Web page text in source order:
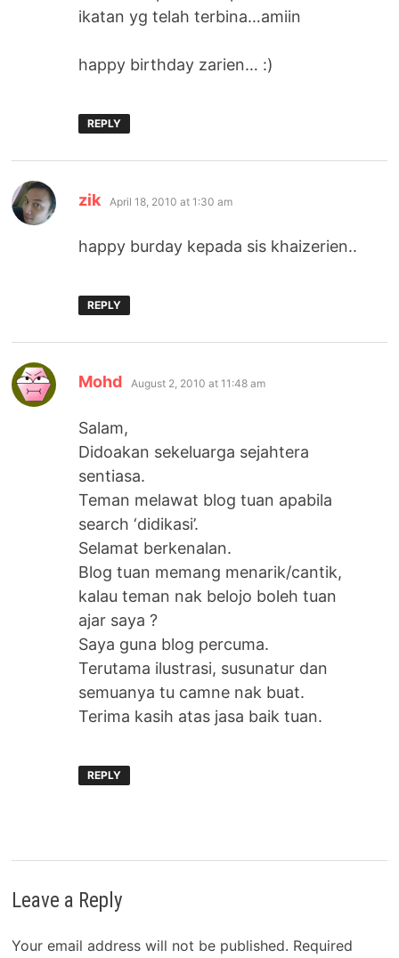
ikatan yg telah terbina…amiin
happy birthday zarien… :)
REPLY
zik says:
April 18, 2010 at 1:30 am
happy burday kepada sis khaizerien..
REPLY
Mohd says:
August 2, 2010 at 11:48 am
Salam,
Didoakan sekeluarga sejahtera
sentiasa.
Teman melawat blog tuan apabila
search ‘didikasi’.
Selamat berkenalan.
Blog tuan memang menarik/cantik,
kalau teman nak belojo boleh tuan
ajar saya ?
Saya guna blog percuma.
Terutama ilustrasi, susunatur dan
semuanya tu camne nak buat.
Terima kasih atas jasa baik tuan.
REPLY
Leave a Reply
Your email address will not be published. Required